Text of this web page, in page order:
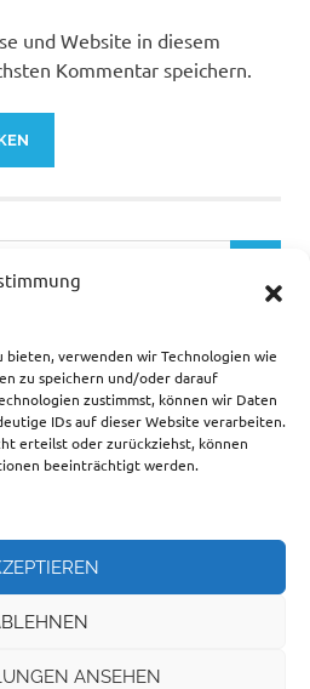
bieten, verwenden wir Technologien wie
zu speichern und/oder darauf
zustimmst, können wir Daten
IDs auf dieser Website verarbeiten.
erteilst oder zurückziehst, können
beeinträchtigt werden.
ANSEHEN
und Website in diesem
Kommentar speichern.